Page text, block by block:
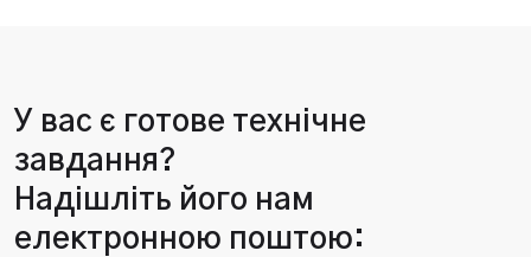
У вас є готове технічне
завдання?
Надішліть його нам
електронною поштою: